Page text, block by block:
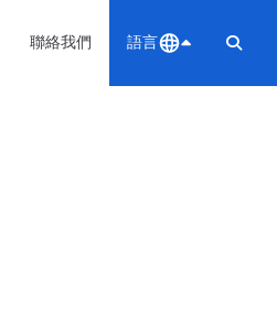
聯絡我們 語言